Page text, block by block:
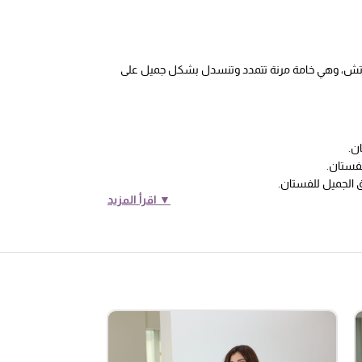
وهي خامة مرنة تتمدد وتنسدل بشكل جميل على
▼ اقرأ المزيد
الجميل للفستان.